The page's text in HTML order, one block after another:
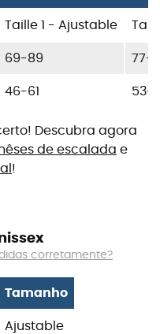
Taille 1 - Ajustable
69-89 77-
46-61 53-
Descubra agora
de escalada e
!
corretamente?
Tamanho
Ajustable